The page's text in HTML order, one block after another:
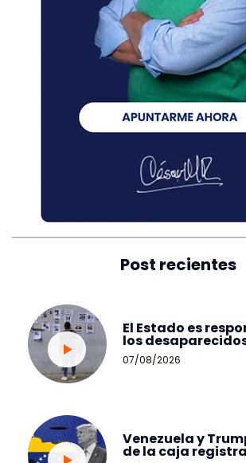
Post recientes
El Estado es
los
07/08/2026
Venezuela y
de la caja